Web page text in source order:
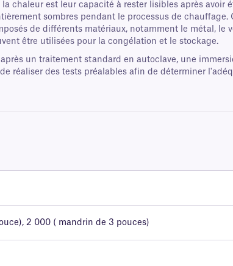
est leur capacité à rester lisibles après avoir
sombres pendant le processus de chauffage.
de différents matériaux, notamment le métal, le
être utilisées pour la congélation et le stockage.
un traitement standard en autoclave, une
réaliser des tests préalables afin de déterminer
2 000 ( mandrin de 3 pouces)